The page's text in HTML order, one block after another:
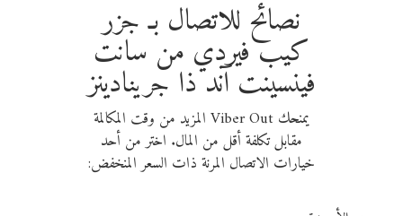
نصائح للاتصال بـ جزر
كيب فيردي من سانت
فينسينت آند ذا جرينادينز
يمنحك Viber Out المزيد من وقت المكالمة
مقابل تكلفة أقل من المال. اختر من أحد
خيارات الاتصال المرنة ذات السعر المنخفض: